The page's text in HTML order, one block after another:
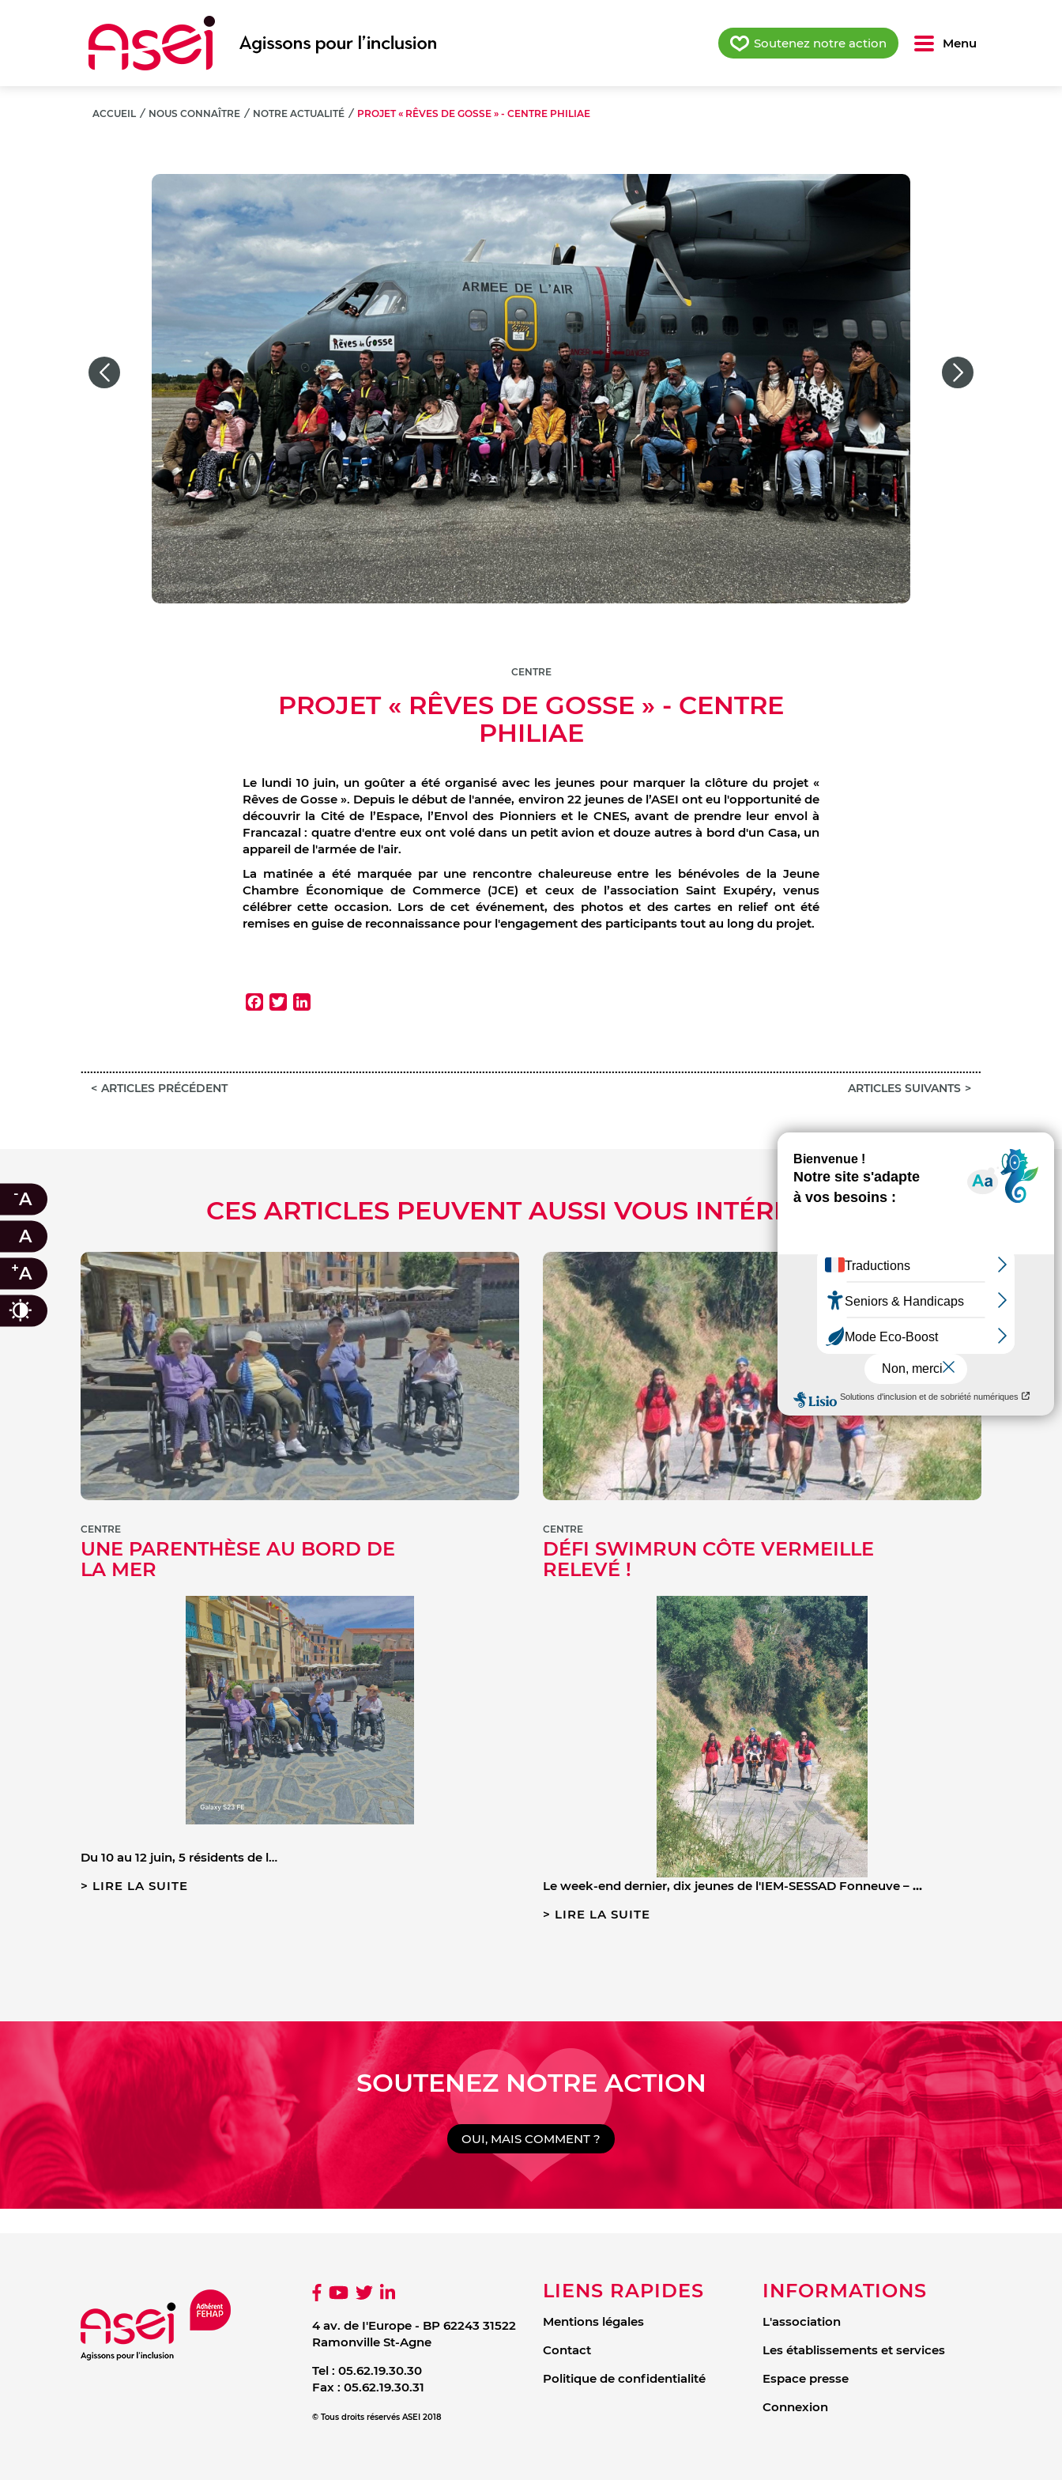
Soutenez notre action Menu
-A
A
+A
Contraste
ACCUEIL / NOUS CONNAÎTRE / NOTRE ACTUALITÉ / PROJET « RÊVES DE GOSSE » - CENTRE PHILIAE
Previous
CENTRE
PROJET « RÊVES DE GOSSE » - CENTRE
PHILIAE
Le lundi 10 juin, un goûter a été organisé avec les jeunes pour marquer la clôture du projet «
Rêves de Gosse ». Depuis le début de l'année, environ 22 jeunes de l’ASEI ont eu l'opportunité de
découvrir la Cité de l’Espace, l’Envol des Pionniers et le CNES, avant de prendre leur envol à
Francazal : quatre d'entre eux ont volé dans un petit avion et douze autres à bord d'un Casa, un
appareil de l'armée de l'air.
La matinée a été marquée par une rencontre chaleureuse entre les bénévoles de la Jeune
Chambre Économique de Commerce (JCE) et ceux de l’association Saint Exupéry, venus
célébrer cette occasion. Lors de cet événement, des photos et des cartes en relief ont été
remises en guise de reconnaissance pour l'engagement des participants tout au long du projet.
Facebook
Twitter
ARTICLES PRÉCÉDENT ARTICLES SUIVANTS
CES ARTICLES PEUVENT AUSSI VOUS INTÉRESSER
CENTRE
UNE PARENTHÈSE AU BORD DE
LA MER
Du 10 au 12 juin, 5 résidents de l…
LIRE LA SUITE
CENTRE
DÉFI SWIMRUN CÔTE VERMEILLE
RELEVÉ !
Le week-end dernier, dix jeunes de l'IEM-SESSAD Fonneuve – …
LIRE LA SUITE
SOUTENEZ NOTRE ACTION
OUI, MAIS COMMENT ?
4 av. de I'Europe - BP 62243 31522
Ramonville St-Agne
Tel : 05.62.19.30.30
Fax : 05.62.19.30.31
© Tous droits réservés ASEI 2018
LIENS RAPIDES
Mentions légales
Contact
Politique de confidentialité
INFORMATIONS
L'association
Les établissements et services
Espace presse
Connexion